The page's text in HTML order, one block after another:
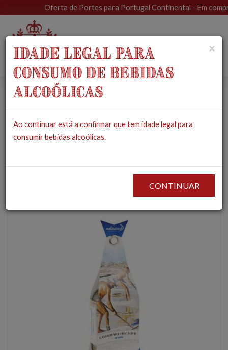
Oferta de Portes para Portugal Continental - Em
Caldeirada de
Bacalhau em Azeite
×
IDADE LEGAL PARA
CONSUMO DE BEBIDAS
ALCOÓLICAS
Ao continuar está a confirmar que tem idade legal para
consumir bebidas alcoólicas.
CONTINUAR